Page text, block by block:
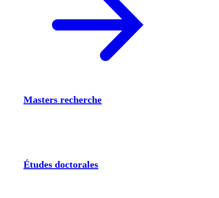
Masters recherche
Études doctorales